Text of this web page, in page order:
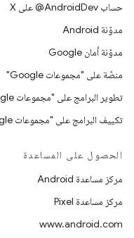
حساب ‎@AndroidDev على X
مدوّنة Android
مدوّنة أمان Google
منصّة على "مجموعات Google"
تطوير البرامج على "مجموعات Google"
تكييف البرامج على "مجموعات Google"
الحصول على المساعدة
مركز مساعدة Android
مركز مساعدة Pixel
www.android.com